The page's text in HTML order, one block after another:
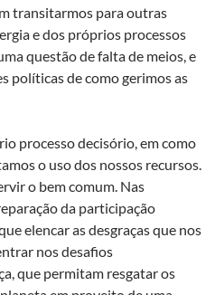
transitarmos para outras
e dos próprios processos
questão de falta de meios, e
políticas de como gerimos as
processo decisório, em como
o uso dos nossos recursos.
o bem comum. Nas
da participação
elencar as desgraças que nos
nos desafios
que permitam resgatar os